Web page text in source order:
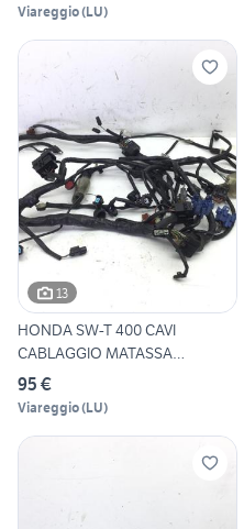
Viareggio(LU)
13
HONDA SW-T 400 CAVI
CABLAGGIO MATASSA
IMPIANTO ELE
95 €
Viareggio(LU)